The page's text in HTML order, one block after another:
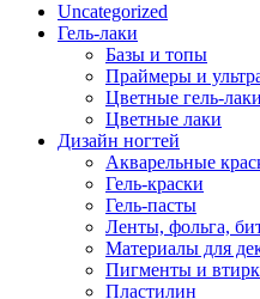
Uncategorized
Гель-лаки
Базы и топы
Праймеры и
Цветные гель-лаки
Цветные лаки
Дизайн ногтей
Акварельные
Гель-краски
Гель-пасты
Ленты, фольга,
Материалы для
Пигменты и
Пластилин